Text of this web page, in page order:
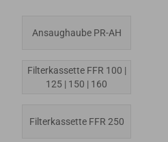
Ansaughaube PR-AH
Filterkassette FFR 100 |
125 | 150 | 160
Filterkassette FFR 250